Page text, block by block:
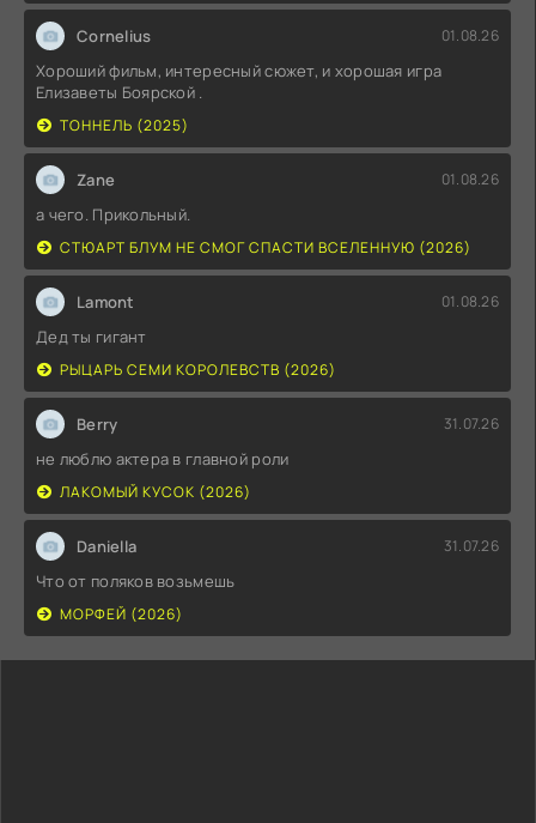
Cornelius 01.08.26
Хороший фильм, интересный сюжет, и хорошая игра
Елизаветы Боярской .
ТОННЕЛЬ (2025)
Zane 01.08.26
а чего. Прикольный.
СТЮАРТ БЛУМ НЕ СМОГ СПАСТИ ВСЕЛЕННУЮ (2026)
Lamont 01.08.26
Дед ты гигант
РЫЦАРЬ СЕМИ КОРОЛЕВСТВ (2026)
Berry 31.07.26
не люблю актера в главной роли
ЛАКОМЫЙ КУСОК (2026)
Daniella 31.07.26
Что от поляков возьмешь
МОРФЕЙ (2026)